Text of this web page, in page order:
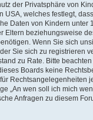
der Privatsphäre von
USA, welches festlegt,
Daten von Kindern unter
Eltern beziehungsweise
Wenn Sie sich
Sie sich zu registrieren
zu Rate. Bitte
Boards keine
Rechtsangelegenheiten
„An wen soll ich mich
Anfragen zu diesem